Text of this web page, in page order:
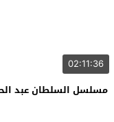
02:11:36
مسلسل السلطان عبد